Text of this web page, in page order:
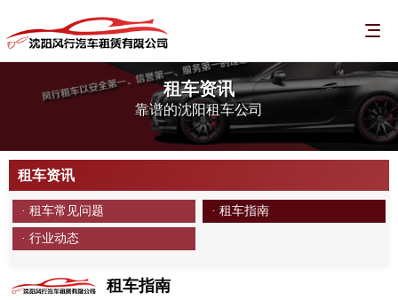
租车资讯
靠谱的沈阳租车公司
租车资讯
· 租车常见问题 · 租车指南
· 行业动态
租车指南